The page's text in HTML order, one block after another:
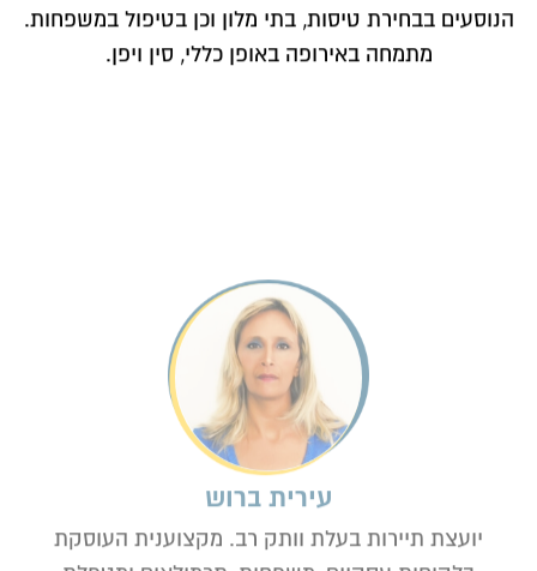
הנוסעים בבחירת טיסות, בתי מלון וכן בטיפול במשפחות.
מתמחה באירופה באופן כללי, סין ויפן.
עירית ברוש
יועצת תיירות בעלת וותק רב. מקצוענית העוסקת
בלקוחות עסקיים, משפחות, תרמילאים ומטפלת
בקבוצות.